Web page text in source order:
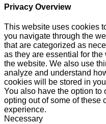
Privacy Overview
This website uses cookies
you navigate through the
that are categorized as
as they are essential for
the website. We also use
analyze and understand
cookies will be stored in
You also have the option to
opting out of some of these
experience.
Necessary